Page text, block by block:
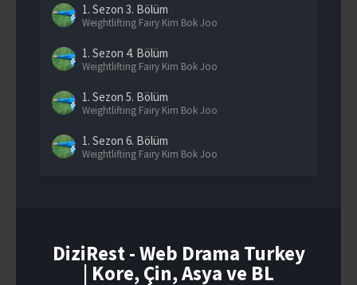
1. Sezon 3. Bölüm
Weightlifting Fairy Kim Bok Joo
1. Sezon 4. Bölüm
Weightlifting Fairy Kim Bok Joo
1. Sezon 5. Bölüm
Weightlifting Fairy Kim Bok Joo
1. Sezon 6. Bölüm
Weightlifting Fairy Kim Bok Joo
1. Sezon9. Bölüm
DiziRest - Web Drama Turkey
| Kore, Çin, Asya ve BL